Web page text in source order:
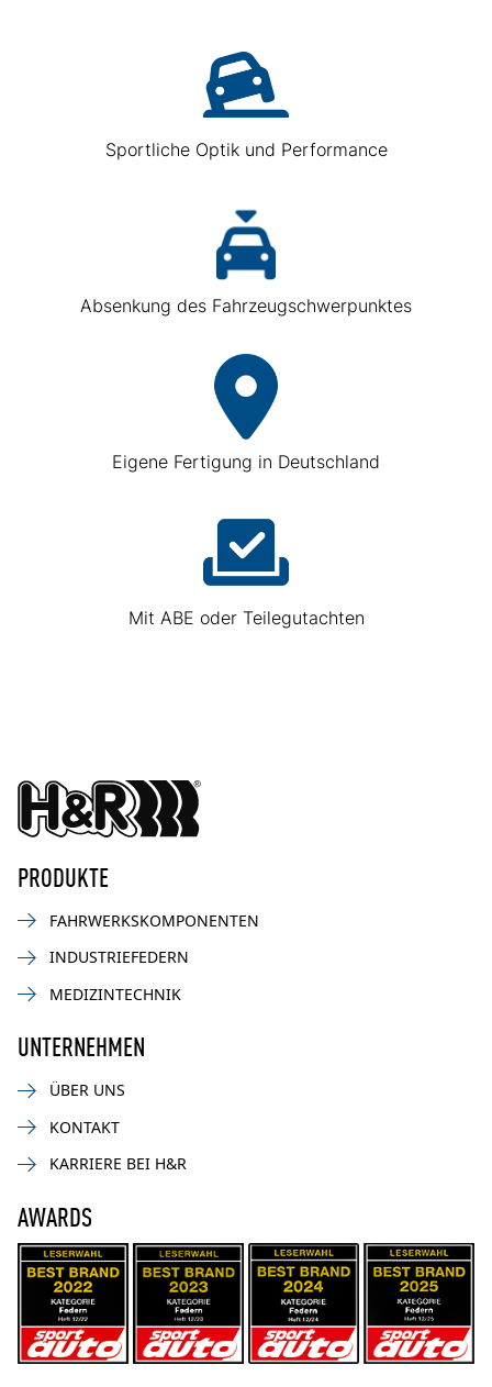
Sportliche Optik und Performance
Absenkung des Fahrzeugschwerpunktes
Eigene Fertigung in Deutschland
Mit ABE oder Teilegutachten
PRODUKTE
FAHRWERKSKOMPONENTEN
INDUSTRIEFEDERN
MEDIZINTECHNIK
UNTERNEHMEN
ÜBER UNS
KONTAKT
KARRIERE BEI H&R
AWARDS